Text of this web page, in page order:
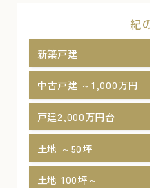
紀
新築戸建
中古戸建 ～1,000万円
戸建2,000万円台
土地 ～50坪
土地 100坪～